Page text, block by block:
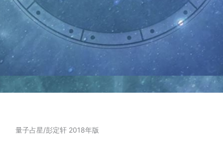
量子占星/彭定轩 2018年版